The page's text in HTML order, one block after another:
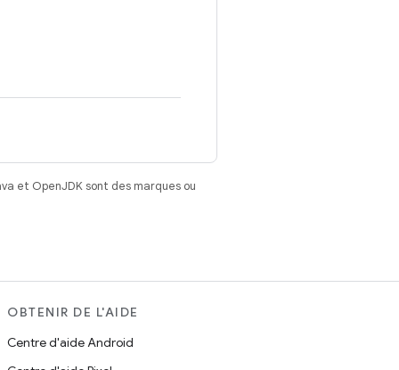
et OpenJDK sont des marques ou
OBTENIR DE L'AIDE
Centre d'aide Android